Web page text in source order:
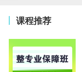
课程推荐